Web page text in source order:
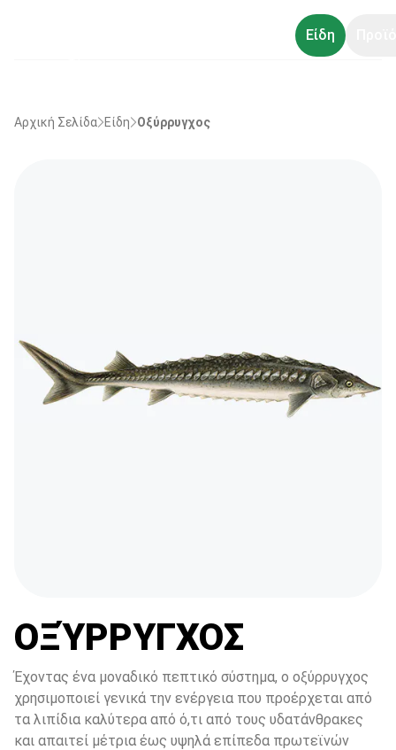
Είδη
Αρχική Σελίδα Είδη Οξύρρυγχος
ΟΞΎΡΡΥΓΧΟΣ
Έχοντας ένα μοναδικό πεπτικό σύστημα, ο οξύρρυγχος
χρησιμοποιεί γενικά την ενέργεια που προέρχεται από
τα λιπίδια καλύτερα από ό,τι από τους υδατάνθρακες
και απαιτεί μέτρια έως υψηλά επίπεδα πρωτεϊνών